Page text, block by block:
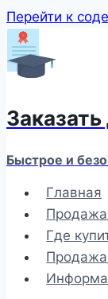
Перейти к
Быстрое и
Главная
Продажа
Где